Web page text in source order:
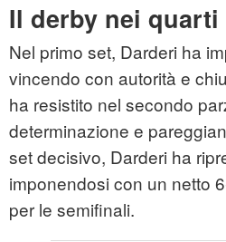
Il derby nei
Nel primo set, Darderi ha
vincendo con autorità e
ha resistito nel secondo
determinazione e
set decisivo, Darderi ha
imponendosi con un netto
per le semifinali.